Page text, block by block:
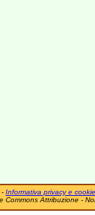
- Informativa privacy e cookie
Commons Attribuzione -